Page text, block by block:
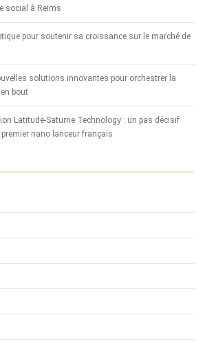
social à Reims
pour soutenir sa croissance sur le marché de
solutions innovantes pour orchestrer la
bout
Latitude-Saturne Technology : un pas décisif
nano lanceur français